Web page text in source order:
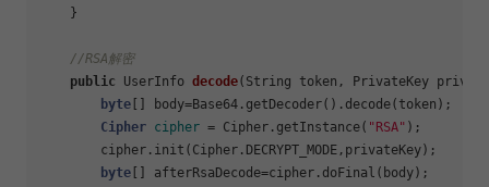
    }
//RSA解密
public UserInfo decode(String token, PrivateKey
byte [] body=Base64.getDecoder().decode(token);
Cipher cipher = Cipher.getInstance( "RSA" );
        cipher.init(Cipher.DECRYPT_MODE,privateKey);
byte [] afterRsaDecode=cipher.doFinal(body);